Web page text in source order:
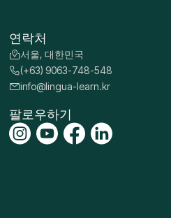
연락처
서울, 대한민국
(+63) 9063-748-548
info@lingua-learn.kr
팔로우하기